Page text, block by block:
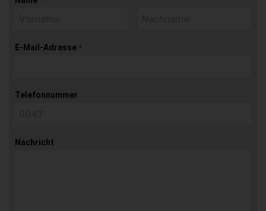
E-Mail-Adresse *
Telefonnummer
Nachricht